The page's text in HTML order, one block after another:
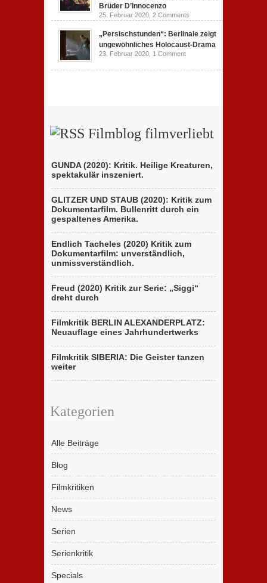
Brüder D’Innocenzo
25. Februar 2020, 2 Comments
„Persischstunden“: Berlinale zeigt
ungewöhnliches Holocaust-Drama
23. Februar 2020, 1 Comment
Filmblog filmverliebt
GUNDA (2020): Kritik. Heilige Kreaturen,
spektakulär inszeniert.
GLITZER UND STAUB (2020): Kritik zum
Dokumentarfilm. Bullenritt durch ein
gespaltenes Amerika.
Endlich Tacheles (2020) Kritik zum
Dokumentarfilm: unverständlich,
unmissverständlich.
Freud (2020) Kritik zur Serie: „Siggi“
dreht durch
Filmkritik BERLIN ALEXANDERPLATZ:
Neuauflage eines Jahrhundertwerks
Filmkritik SIBERIA: Die Geister tanzen
weiter
Kategorien
Alle Beiträge
Blog
Filmkritiken
News
Serien
Serienkritik
Specials